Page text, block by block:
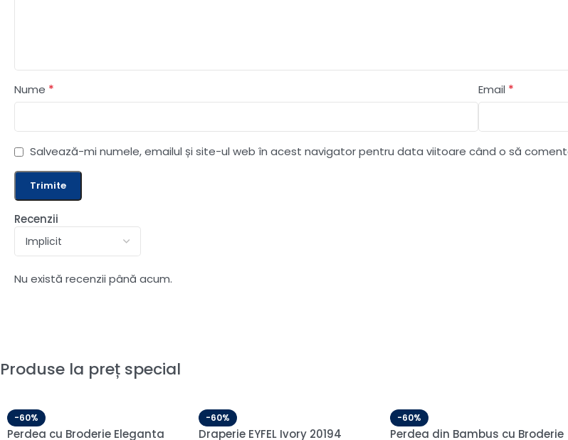
Recenzii
Nu există recenzii până acum.
Nume * Email *
Salvează-mi numele, emailul și site-ul web în acest navigator pentru data viitoare când o să
Produse la preț special
-60%
Draperie de Catifea Premium
-60%
Draperie de Catifea Semi-
-60%
Perdea din In Brodat cu Flori